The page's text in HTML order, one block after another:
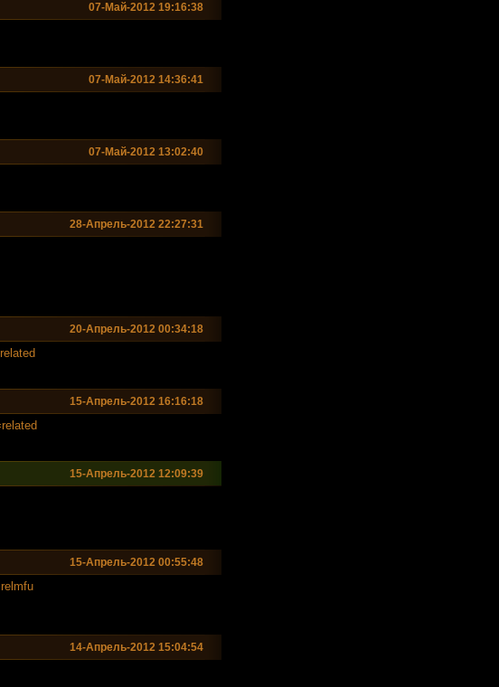
07-Май-2012 19:16:38
07-Май-2012 14:36:41
07-Май-2012 13:02:40
28-Апрель-2012 22:27:31
20-Апрель-2012 00:34:18
15-Апрель-2012 16:16:18
15-Апрель-2012 12:09:39
15-Апрель-2012 00:55:48
14-Апрель-2012 15:04:54